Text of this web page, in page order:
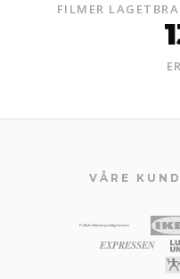
FILMER LAGET
VÅRE